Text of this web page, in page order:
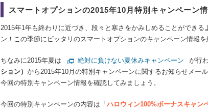
スマートオプションの2015年10月特別キャンペーン情
2015年1年も終わりに近づき、段々と寒さをかみしめることができ
ン！この季節にピッタリのスマートオプションのキャンペーン情報を
ちなみに2015年夏は 絶対に負けない夏休みキャンペーン が行
ション） から2015年10月の特別キャンペーンに関するお知らせメー
今回の特別キャンペーン情報を確認してみましょう。
今回の特別キャンペーンの内容は「 ハロウィン100%ボーナスキャン